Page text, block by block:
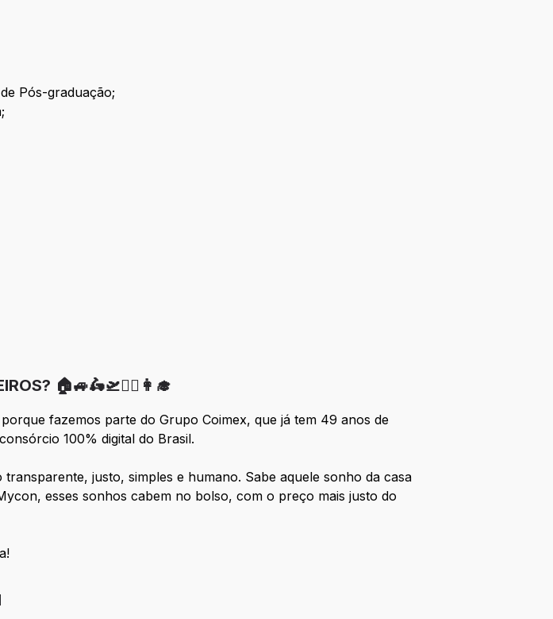
Pós-graduação;
🏠🚙🛵🛫👰‍♀️👩‍🎓
fazemos parte do Grupo Coimex, que já tem 49 anos de
100% digital do Brasil.
justo, simples e humano. Sabe aquele sonho da casa
esses sonhos cabem no bolso, com o preço mais justo do